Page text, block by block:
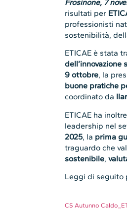
Frosinone, 7
risultati per
professionisti
sostenibilità,
ETICAE è stata
dell’innovazione
9 ottobre, la
buone pratiche
coordinato da
ETICAE ha
leadership nel
2025, la prima
traguardo che
sostenibile,
Leggi di seguito
CS Autunno